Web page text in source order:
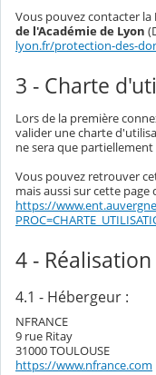
Vous pouvez contacter la
de l'Académie de Lyon
lyon.fr/protection-des-
3 - Charte
Lors de la première
valider une charte
ne sera que partiellement
Vous pouvez retrouver
mais aussi sur cette page
https://
4 -
4.1 - Hébergeur :
NFRANCE
9 rue Ritay
31000 TOULOUSE
https://www.nfrance.com